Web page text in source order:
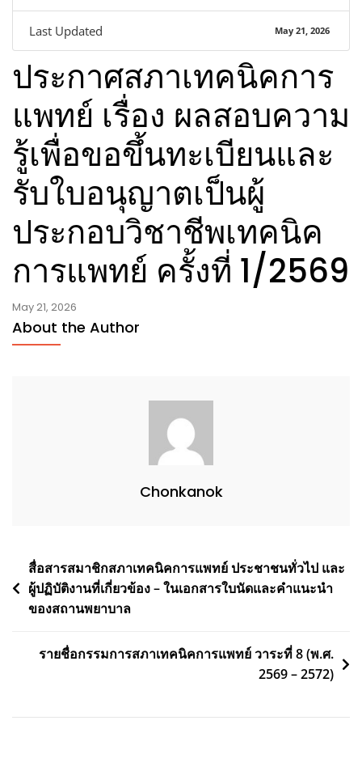
Last Updated May 21, 2026
ประกาศสภาเทคนิคการ
แพทย์ เรื่อง ผลสอบความ
รู้เพื่อขอขึ้นทะเบียนและ
รับใบอนุญาตเป็นผู้
ประกอบวิชาชีพเทคนิค
การแพทย์ ครั้งที่ 1/2569
May 21, 2026
About the Author
Chonkanok
Post
navigation
สื่อสารสมาชิกสภาเทคนิคการแพทย์ ประชาชนทั่วไป และ
ผู้ปฏิบัติงานที่เกี่ยวข้อง – ในเอกสารใบนัดและคำแนะนำ
ของสถานพยาบาล
รายชื่อกรรมการสภาเทคนิคการแพทย์ วาระที่ 8 (พ.ศ.
2569 – 2572)